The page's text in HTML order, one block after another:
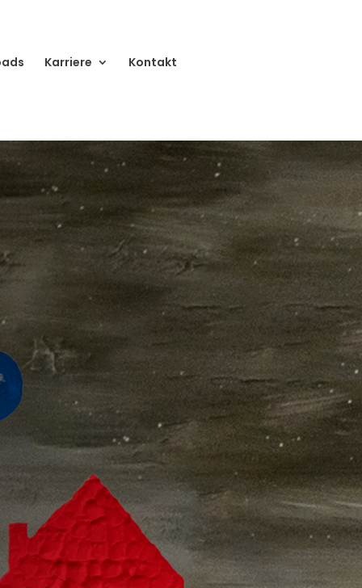
Karriere Kontakt